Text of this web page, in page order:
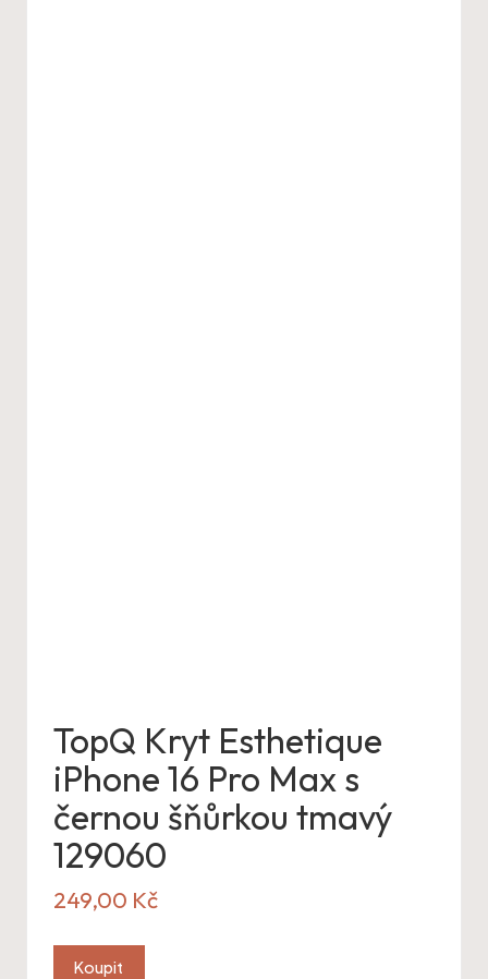
TopQ Kryt Esthetique
iPhone 16 Pro Max s
černou šňůrkou tmavý
129060
249,00 Kč
Koupit